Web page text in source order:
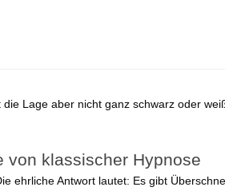
Lage aber nicht ganz schwarz oder
von klassischer Hypnose
ehrliche Antwort lautet: Es gibt